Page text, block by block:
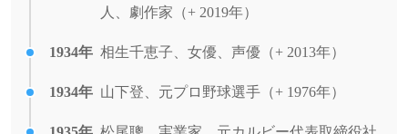
人、劇作家（+ 2019年）
1934年 相生千恵子、女優、声優（+ 2013年）
1934年 山下登、元プロ野球選手（+ 1976年）